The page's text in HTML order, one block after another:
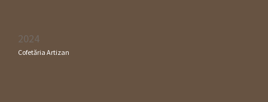
2024
Cofetăria Artizan